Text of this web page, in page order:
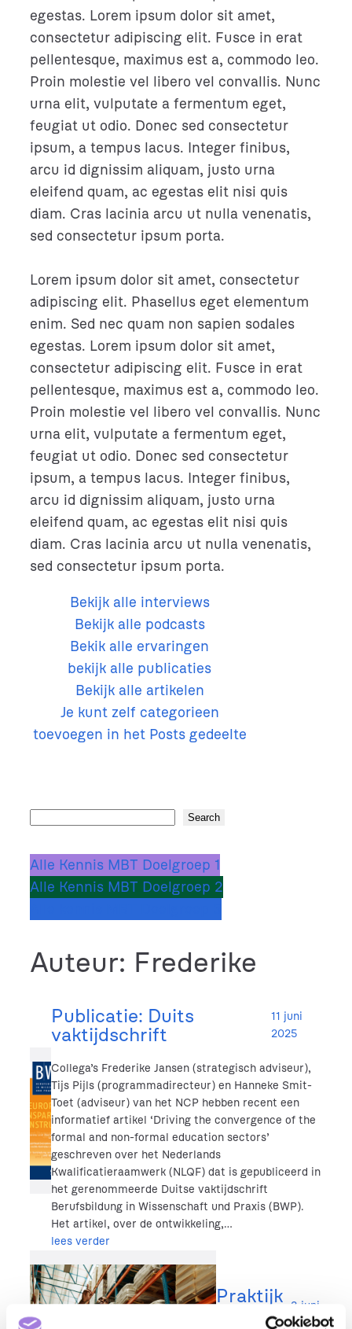
egestas. Lorem ipsum dolor sit amet,
consectetur adipiscing elit. Fusce in erat
pellentesque, maximus est a, commodo leo.
Proin molestie vel libero vel convallis. Nunc
urna elit, vulputate a fermentum eget,
feugiat ut odio. Donec sed consectetur
ipsum, a tempus lacus. Integer finibus,
arcu id dignissim aliquam, justo urna
eleifend quam, ac egestas elit nisi quis
diam. Cras lacinia arcu ut nulla venenatis,
sed consectetur ipsum porta.
Lorem ipsum dolor sit amet, consectetur
adipiscing elit. Phasellus eget elementum
enim. Sed nec quam non sapien sodales
egestas. Lorem ipsum dolor sit amet,
consectetur adipiscing elit. Fusce in erat
pellentesque, maximus est a, commodo leo.
Proin molestie vel libero vel convallis. Nunc
urna elit, vulputate a fermentum eget,
feugiat ut odio. Donec sed consectetur
ipsum, a tempus lacus. Integer finibus,
arcu id dignissim aliquam, justo urna
eleifend quam, ac egestas elit nisi quis
diam. Cras lacinia arcu ut nulla venenatis,
sed consectetur ipsum porta.
Bekijk alle interviews
Bekijk alle podcasts
Bekik alle ervaringen
bekijk alle publicaties
Bekijk alle artikelen
Je kunt zelf categorieen
toevoegen in het Posts gedeelte
a
r
Search
Alle Kennis MBT Doelgroep 1
Alle Kennis MBT Doelgroep 2
Auteur: Frederike
Publicatie: Duits
vaktijdschrift
11 juni
2025
Collega’s Frederike Jansen (strategisch adviseur),
Tijs Pijls (programmadirecteur) en Hanneke Smit-
Toet (adviseur) van het NCP hebben recent een
informatief artikel ‘Driving the convergence of the
formal and non-formal education sectors’
geschreven over het Nederlands
Kwalificatieraamwerk (NLQF) dat is gepubliceerd in
het gerenommeerde Duitse vaktijdschrift
Berufsbildung in Wissenschaft und Praxis (BWP).
Het artikel, over de ontwikkeling,…
lees verder
Praktijk
verhale
3 juni
2025